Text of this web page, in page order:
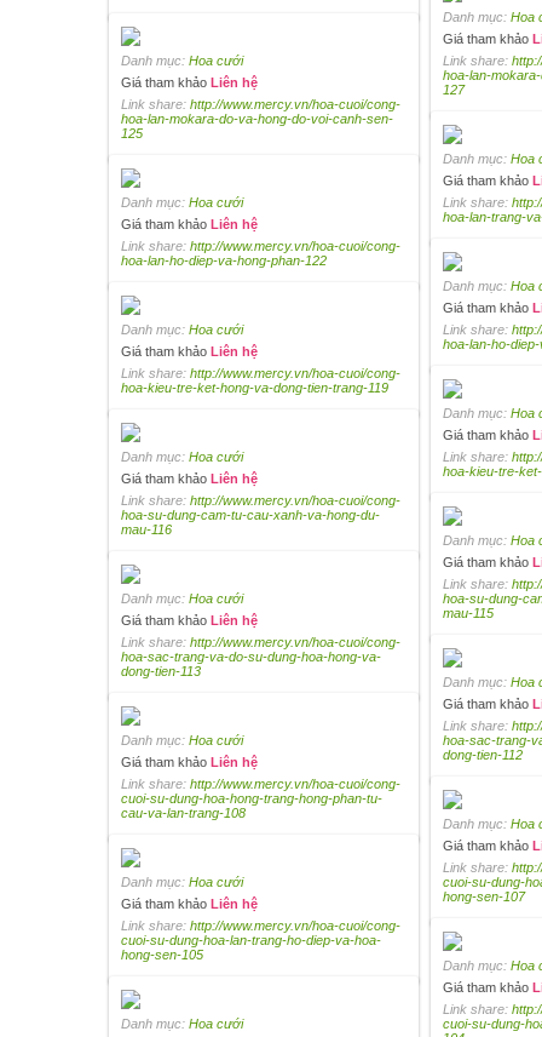
Danh mục: Hoa
Giá tham khảo
Link share:
hoa-lan-
127
Danh mục: Hoa cưới
Giá tham khảo Liên hệ
Link share: http://www.mercy.vn/hoa-cuoi/cong-
hoa-lan-mokara-do-va-hong-do-voi-canh-sen-
125
Danh mục: Hoa
Giá tham khảo
Link share:
hoa-lan-trang-
Danh mục: Hoa cưới
Giá tham khảo Liên hệ
Link share: http://www.mercy.vn/hoa-cuoi/cong-
hoa-lan-ho-diep-va-hong-phan-122
Danh mục: Hoa
Giá tham khảo
Link share:
hoa-lan-ho-
Danh mục: Hoa cưới
Giá tham khảo Liên hệ
Link share: http://www.mercy.vn/hoa-cuoi/cong-
hoa-kieu-tre-ket-hong-va-dong-tien-trang-119
Danh mục: Hoa
Giá tham khảo
Link share:
hoa-kieu-tre-
Danh mục: Hoa cưới
Giá tham khảo Liên hệ
Link share: http://www.mercy.vn/hoa-cuoi/cong-
hoa-su-dung-cam-tu-cau-xanh-va-hong-du-
mau-116
Danh mục: Hoa
Giá tham khảo
Link share:
hoa-su-dung-
mau-115
Danh mục: Hoa cưới
Giá tham khảo Liên hệ
Link share: http://www.mercy.vn/hoa-cuoi/cong-
hoa-sac-trang-va-do-su-dung-hoa-hong-va-
dong-tien-113
Danh mục: Hoa
Giá tham khảo
Link share:
hoa-sac-trang-
dong-tien-112
Danh mục: Hoa cưới
Giá tham khảo Liên hệ
Link share: http://www.mercy.vn/hoa-cuoi/cong-
cuoi-su-dung-hoa-hong-trang-hong-phan-tu-
cau-va-lan-trang-108
Danh mục: Hoa
Giá tham khảo
Link share:
cuoi-su-dung-
hong-sen-107
Danh mục: Hoa cưới
Giá tham khảo Liên hệ
Link share: http://www.mercy.vn/hoa-cuoi/cong-
cuoi-su-dung-hoa-lan-trang-ho-diep-va-hoa-
hong-sen-105
Danh mục: Hoa
Giá tham khảo
Link share:
cuoi-su-dung-
Danh mục: Hoa cưới